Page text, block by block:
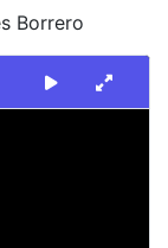
Borrero